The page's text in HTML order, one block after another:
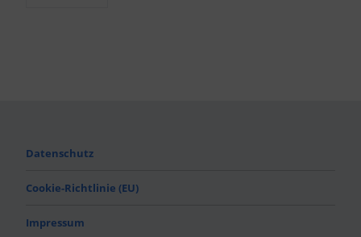
Datenschutz
Cookie-Richtlinie (EU)
Impressum